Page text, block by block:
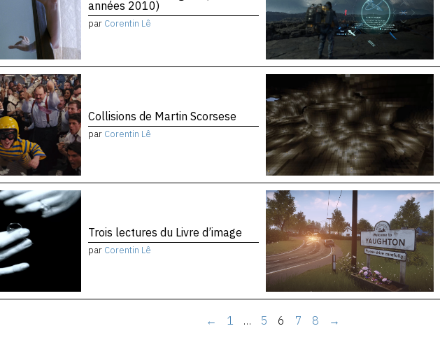
années 2010)
par Corentin Lê
Collisions de Martin Scorsese
par Corentin Lê
Trois lectures du Livre d’image
par Corentin Lê
← 1 … 5 6 7 8 →